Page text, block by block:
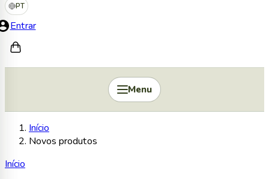
PT
Entrar
Menu
Início
Novos produtos
Início